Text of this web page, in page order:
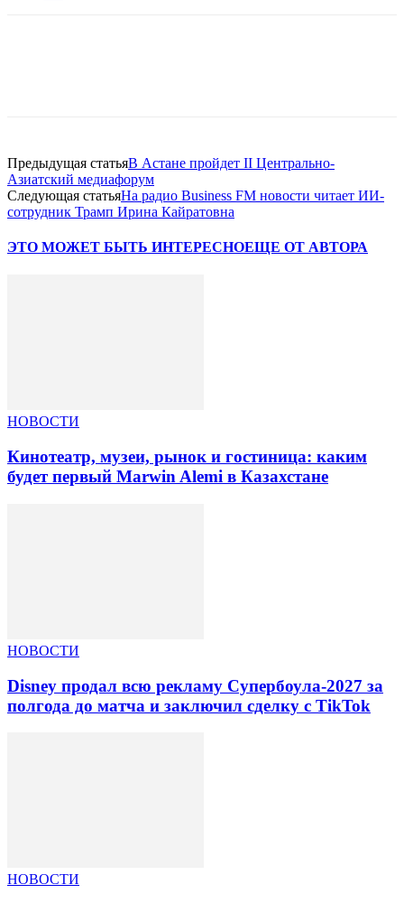
Предыдущая статьяВ Астане пройдет II Центрально-
Азиатский медиафорум
Следующая статьяНа радио Business FM новости читает ИИ-
сотрудник Трамп Ирина Кайратовна
ЭТО МОЖЕТ БЫТЬ ИНТЕРЕСНОЕЩЕ ОТ АВТОРА
НОВОСТИ
Кинотеатр, музеи, рынок и гостиница: каким
будет первый Marwin Alemi в Казахстане
НОВОСТИ
Disney продал всю рекламу Супербоула-2027 за
полгода до матча и заключил сделку с TikTok
НОВОСТИ